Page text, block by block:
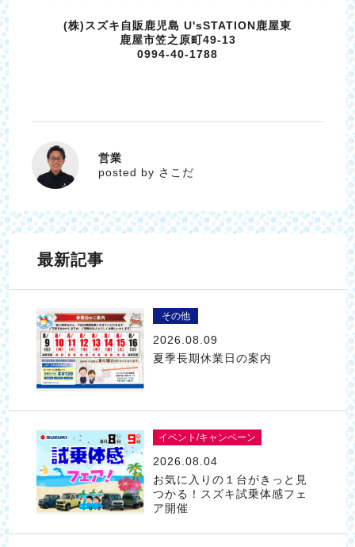
(株)スズキ自販鹿児島 U'sSTATION鹿屋東
鹿屋市笠之原町49-13
0994-40-1788
さこだ
営業
posted by さこだ
最新記事
その他
2026.08.09
夏季長期休業日の案内
イベント/キャンペーン
2026.08.04
お気に入りの１台がきっと見
つかる！スズキ試乗体感フェ
ア開催